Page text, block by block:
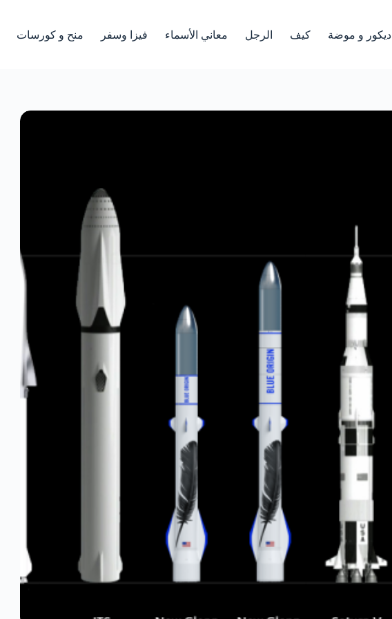
ديكور و موضة كيف الرجل معاني الأسماء فيزا وسفر منح و كورسات